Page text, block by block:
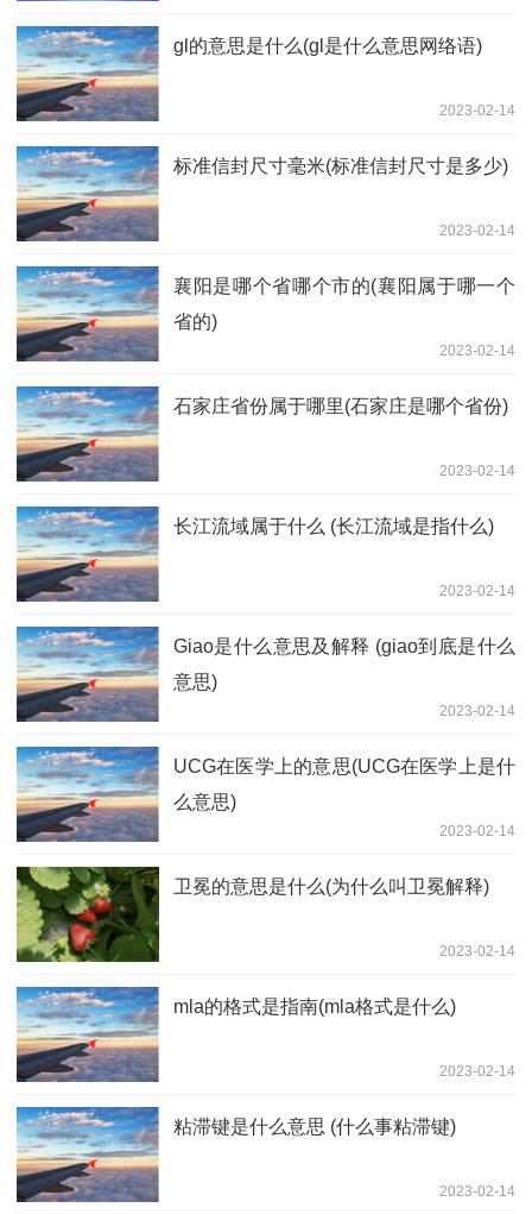
gl的意思是什么(gl是什么意思网络语)
2023-02-14
标准信封尺寸毫米(标准信封尺寸是多少)
2023-02-14
襄阳是哪个省哪个市的(襄阳属于哪一个
省的)
2023-02-14
石家庄省份属于哪里(石家庄是哪个省份)
2023-02-14
长江流域属于什么 (长江流域是指什么)
2023-02-14
Giao是什么意思及解释 (giao到底是什么
意思)
2023-02-14
UCG在医学上的意思(UCG在医学上是什
么意思)
2023-02-14
卫冕的意思是什么(为什么叫卫冕解释)
2023-02-14
mla的格式是指南(mla格式是什么)
2023-02-14
粘滞键是什么意思 (什么事粘滞键)
2023-02-14